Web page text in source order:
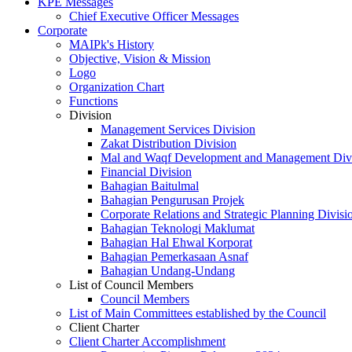
Chief Executive Officer Messages
Corporate
MAIPk's History
Objective, Vision & Mission
Logo
Organization Chart
Functions
Division
Management Services Division
Zakat Distribution Division
Mal and Waqf Development and Management
Financial Division
Bahagian Baitulmal
Bahagian Pengurusan Projek
Corporate Relations and Strategic Planning
Bahagian Teknologi Maklumat
Bahagian Hal Ehwal Korporat
Bahagian Pemerkasaan Asnaf
Bahagian Undang-Undang
List of Council Members
Council Members
List of Main Committees established by the Council
Client Charter
Client Charter Accomplishment